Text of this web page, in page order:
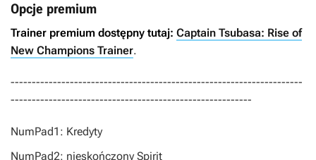
Opcje premium
Trainer premium dostępny tutaj: Captain Tsubasa: Rise of
New Champions Trainer.
---------------------------------------------------------------------
---------------------------------------------------------
NumPad1: Kredyty
NumPad2: nieskończony Spirit